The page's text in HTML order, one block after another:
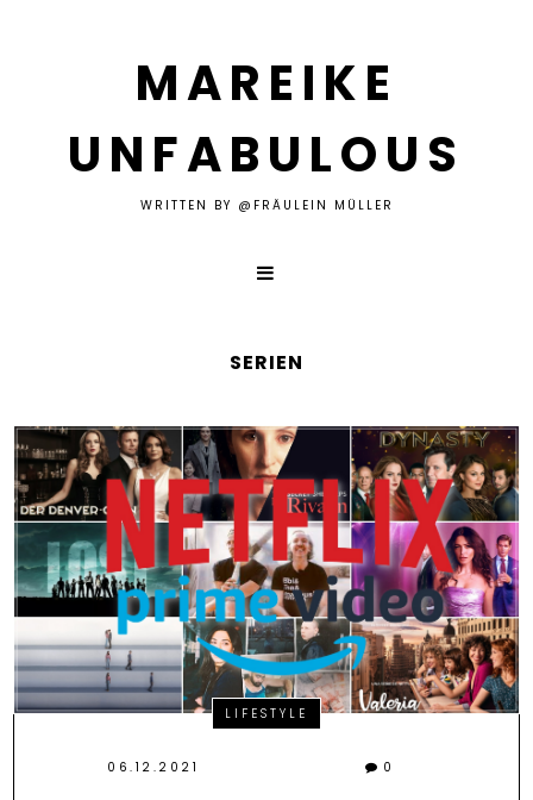
MAREIKE
UNFABULOUS
WRITTEN BY @FRÄULEIN MÜLLER
SERIEN
LIFESTYLE
06.12.2021 0